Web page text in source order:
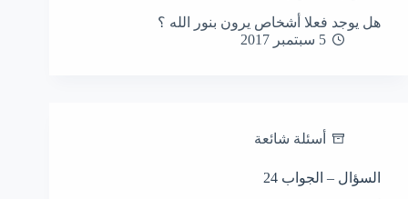
هل يوجد فعلا أشخاص يرون بنور الله ؟
5 سبتمبر 2017
أسئلة شائعة
السؤال – الجواب 24